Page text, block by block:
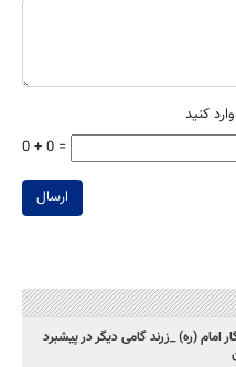
کنید
0 + 0 =
ارسال
امام (ره) _زرند گامی دیگر در پیشبرد